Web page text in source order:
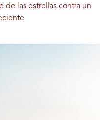
de las estrellas contra un